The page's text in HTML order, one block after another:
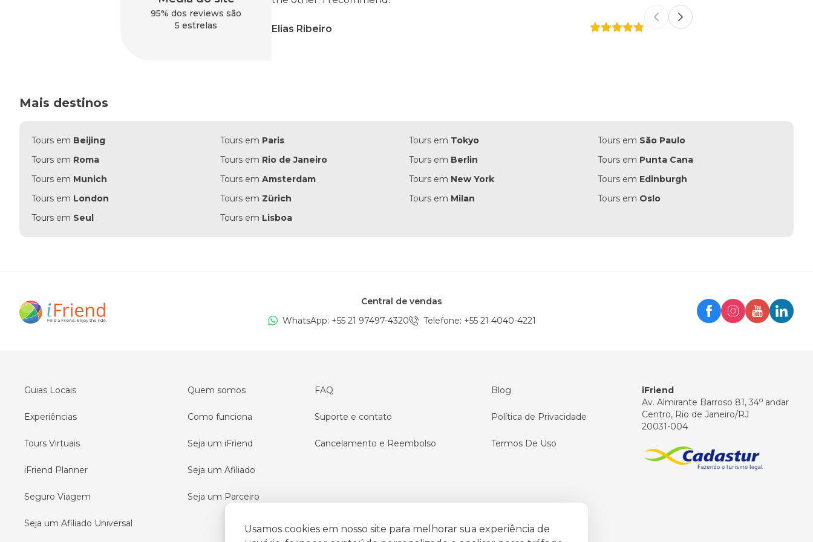
Usamos cookies em nosso site para melhorar sua experiência de
95% dos reviews são
5 estrelas
Elias Ribeiro Francy Hellen Borges Cabral
Previous slide
Next slide
Mais destinos
Tours em Beijing Tours em Paris Tours em Tokyo Tours em São Paulo
Tours em Roma Tours em Rio de Janeiro Tours em Berlin Tours em Punta Cana
Tours em Munich Tours em Amsterdam Tours em New York Tours em Edinburgh
Tours em London Tours em Zürich Tours em Milan Tours em Oslo
Tours em Seul Tours em Lisboa
Central de vendas
WhatsApp: +55 21 97497-4320 Telefone: +55 21 4040-4221
Guias Locais
Experiências
Tours Virtuais
iFriend Planner
Seguro Viagem
Seja um Afiliado Universal
Quem somos
Como funciona
Seja um iFriend
Seja um Afiliado
Seja um Parceiro
FAQ
Suporte e contato
Cancelamento e Reembolso
Blog
Política de Privacidade
Termos De Uso
iFriend
Av. Almirante Barroso 81, 34o andar
Centro, Rio de Janeiro/RJ
20031-004